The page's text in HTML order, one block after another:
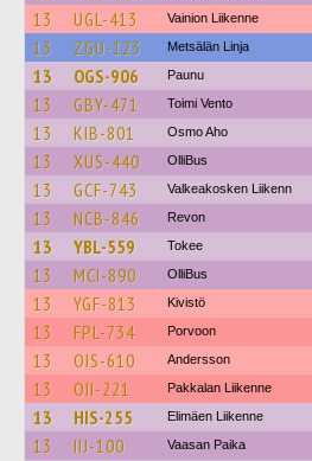
13 UGL-413 Vainion Liikenne
13 ZGU-123 Metsälän Linja
13 OGS-906 Paunu
13 GBY-471 Toimi Vento
13 KIB-801 Osmo Aho
13 XUS-440 OlliBus
13 GCF-743 Valkeakosken Liikenn
13 NCB-846 Revon
13 YBL-559 Tokee
13 MCI-890 OlliBus
13 YGF-813 Kivistö
13 FPL-734 Porvoon
13 OIS-610 Andersson
13 OII-221 Pakkalan Liikenne
13 HIS-255 Elimäen Liikenne
13 IIJ-100 Vaasan Paika